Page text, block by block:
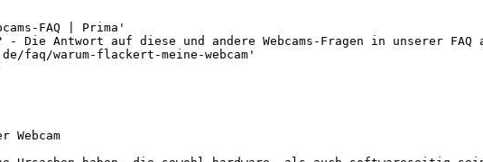
FAQ | Prima'
Die Antwort auf diese und andere Webcams-Fragen in unserer FAQ
faq/warum-flackert-meine-webcam'